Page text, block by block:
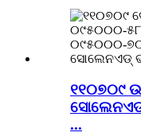
୧୧୦୭୦୯
...